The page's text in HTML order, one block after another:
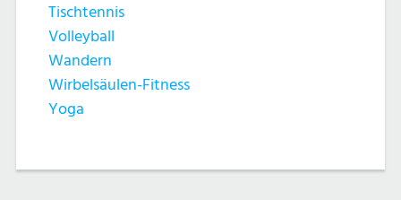
Tischtennis
Volleyball
Wandern
Wirbelsäulen-Fitness
Yoga